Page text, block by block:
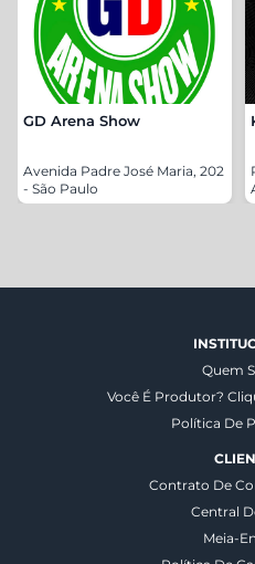
GD Arena Show
Avenida Padre José Maria, 202
- São Paulo
Quem
Você É Produtor?
Política De
Contrato De
Central
Meia-